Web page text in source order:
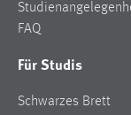
FAQ
Für Studis
Schwarzes Brett